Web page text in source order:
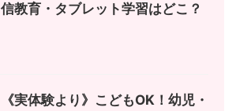
信教育・タブレット学習はどこ？
《実体験より》こどもOK！幼児・